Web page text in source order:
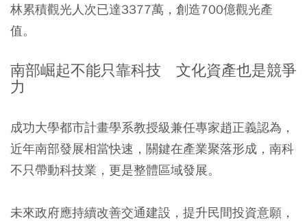
林累積觀光人次已達3377萬，創造700億觀光產
值。
南部崛起不能只靠科技 文化資產也是競爭
力
成功大學都市計畫學系教授級兼任專家趙正義認為，
近年南部發展相當快速，關鍵在產業聚落形成，南科
不只帶動科技業，更是整體區域發展。
未來政府應持續改善交通建設，提升民間投資意願，